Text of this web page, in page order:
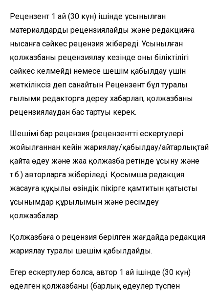
Рецензент 1 ай (30 күн) ішінде ұсынылған
материалдарды рецензиялайды және редакцияға
нысанға сәйкес рецензия жібереді. Ұсынылған
қолжазбаны рецензиялау кезінде оның біліктілігі
сәйкес келмейді немесе шешім қабылдау үшін
жеткіліксіз деп санайтын Рецензент бұл туралы
ғылыми редакторға дереу хабарлап, қолжазбаны
рецензиялаудан бас тартуы керек.
Шешімі бар рецензия (рецензенттің ескертулері
жойылғаннан кейін жариялау/қабылдау/айтарлықтай
қайта өңдеу және жаңа қолжазба ретінде ұсыну және
т.б.) авторларға жіберіледі. Қосымша редакция
жасауға құқылы өзіндік пікірге қамтитын қатысты
ұсынымдар құрылымын және ресімдеу
қолжазбалар.
Қолжазбаға оң рецензия берілген жағдайда редакция
жариялау туралы шешім қабылдайды.
Егер ескертулер болса, автор 1 ай ішінде (30 күн)
өңделген қолжазбаны (барлық өңдеулер түспен